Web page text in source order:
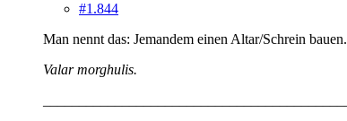
#1.844
Man nennt das: Jemandem einen Altar/Schrein bauen.
Valar morghulis.